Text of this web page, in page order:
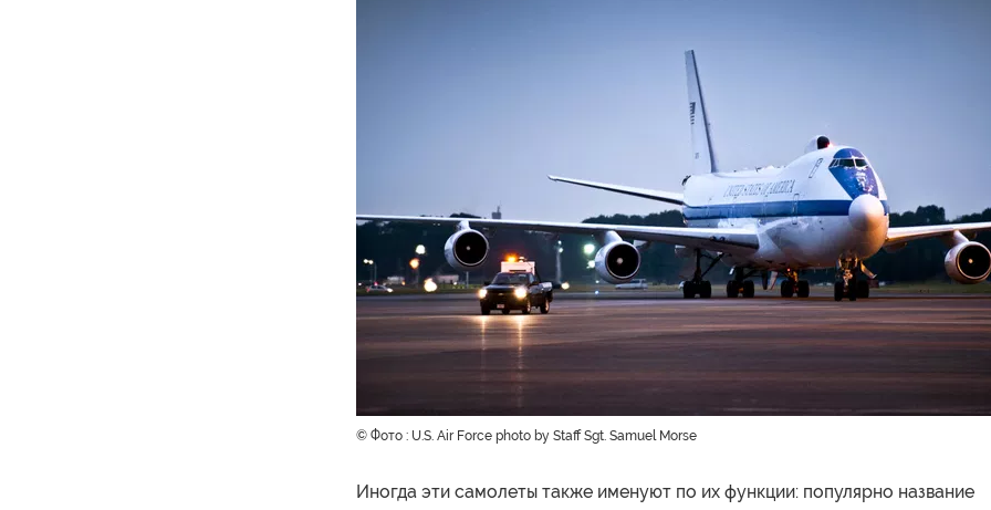
© Фото : U.S. Air Force photo by Staff Sgt. Samuel Morse
Иногда эти самолеты также именуют по их функции: популярно название